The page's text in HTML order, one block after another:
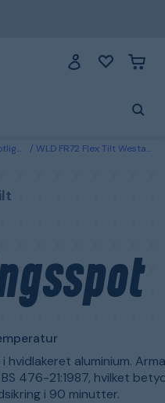
downlights WLD FR72 Flex Tilt Westal Indbygningsspot 7 W, 650 lm, justerbar farvetemperatur 10-pak
aluminium.
476-21:1987, hvilket
i 90 minutter.